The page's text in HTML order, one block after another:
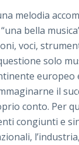
melodia
bella
voci,
solo
europeo
il
conto. Per
congiunti e